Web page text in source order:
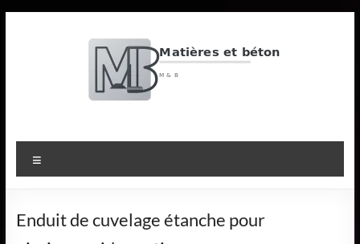
M
&
B
Matières
et
Enduit de cuvelage étanche pour